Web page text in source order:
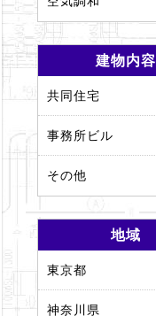
建物内容
共同住宅
事務所ビル
その他
地域
東京都
神奈川県